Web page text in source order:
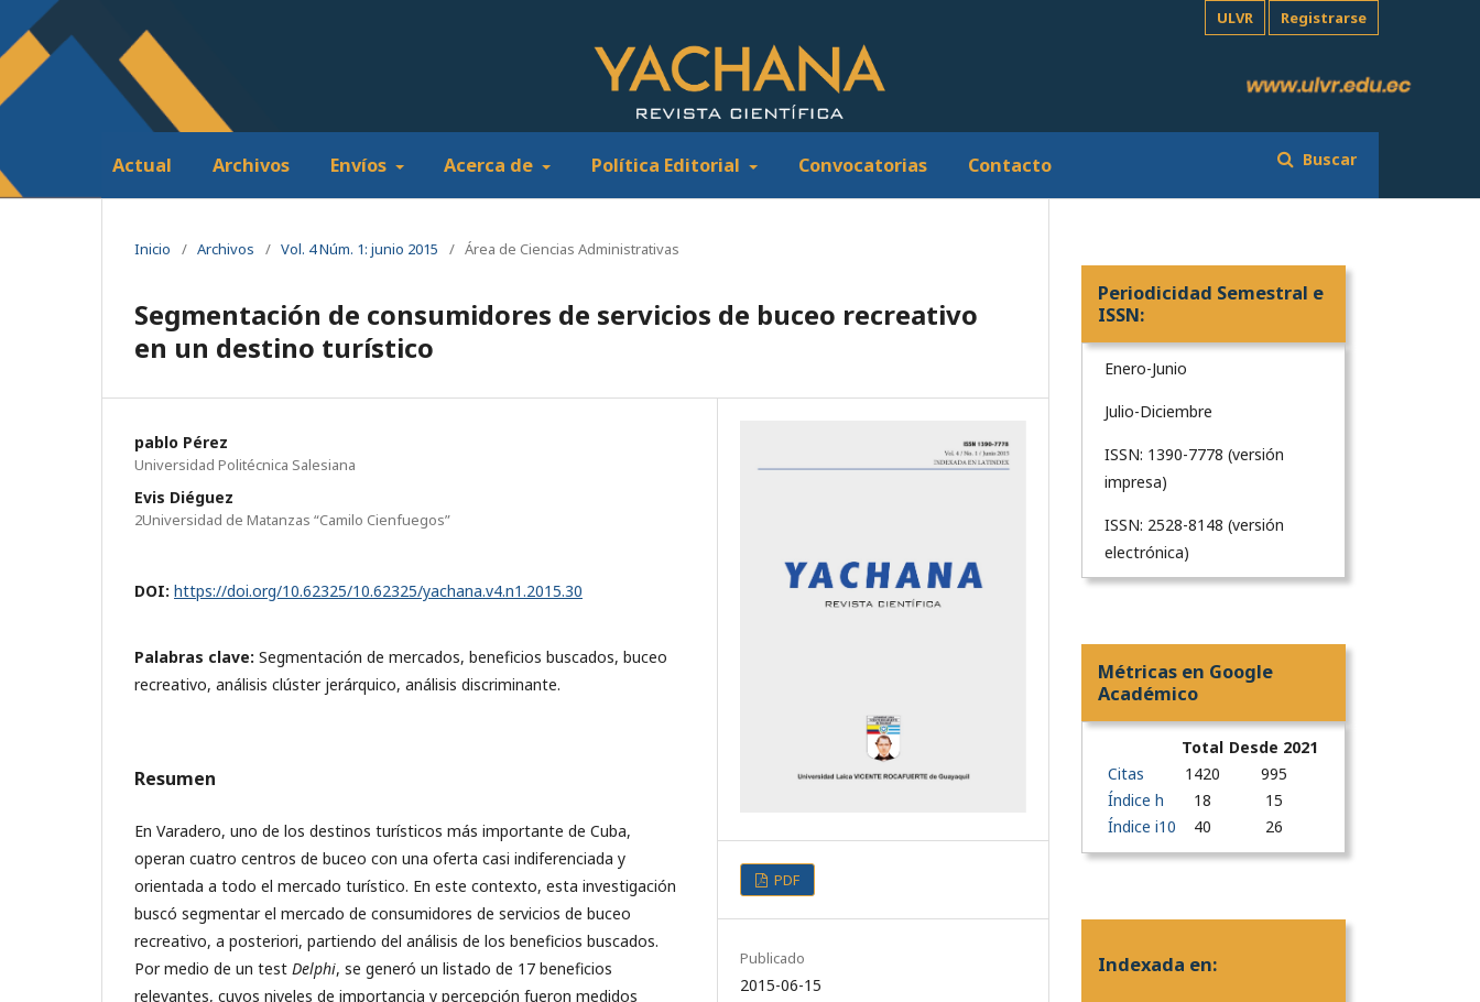
Actual Archivos Envíos Acerca de Política Editorial Convocatorias Contacto Buscar
ULVR Registrarse
Inicio / Archivos / Vol. 4 Núm. 1: junio 2015 / Área de Ciencias Administrativas
Segmentación de consumidores de servicios de buceo recreativo
en un destino turístico
pablo Pérez
Universidad Politécnica Salesiana
Evis Diéguez
2Universidad de Matanzas “Camilo Cienfuegos”
DOI: https://doi.org/10.62325/10.62325/yachana.v4.n1.2015.30
Palabras clave: Segmentación de mercados, beneficios buscados, buceo
recreativo, análisis clúster jerárquico, análisis discriminante.
Resumen
En Varadero, uno de los destinos turísticos más importante de Cuba,
operan cuatro centros de buceo con una oferta casi indiferenciada y
orientada a todo el mercado turístico. En este contexto, esta investigación
buscó segmentar el mercado de consumidores de servicios de buceo
recreativo, a posteriori, partiendo del análisis de los beneficios buscados.
Por medio de un test Delphi, se generó un listado de 17 beneficios
relevantes, cuyos niveles de importancia y percepción fueron medidos
PDF
Publicado
2015-06-15
Periodicidad Semestral e
ISSN:
Enero-Junio
Julio-Diciembre
ISSN: 1390-7778 (versión
impresa)
ISSN: 2528-8148 (versión
electrónica)
Métricas en Google
Académico
Total Desde 2021
Citas
1420
995
Índice h
18
15
Índice i10
40 26
Indexada en: